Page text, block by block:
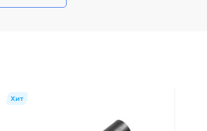
Хит